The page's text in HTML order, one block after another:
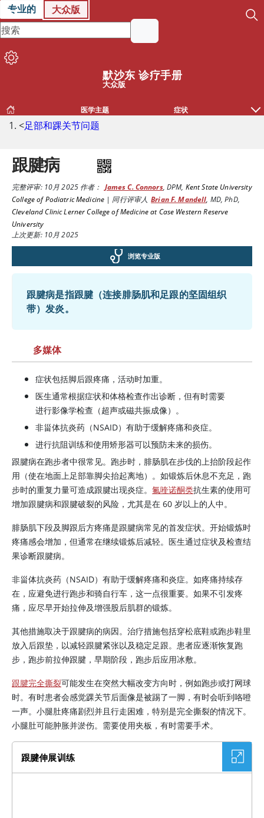
专业的 大众版
默沙东 诊疗手册
大众版
医学主题 症状
<足部和踝关节问题
跟腱病
完整评审:10月 2025作者： James C. Connors,DPM, Kent State University
College of Podiatric Medicine | 同行评审人 Brian F. Mandell, MD, PhD,
Cleveland Clinic Lerner College of Medicine at Case Western Reserve
University
上次更新: 10月 2025
浏览专业版
跟腱病是指跟腱（连接腓肠肌和足跟的坚固组织
带）发炎。
多媒体
症状包括脚后跟疼痛，活动时加重。
医生通常根据症状和体格检查作出诊断，但有时需要
进行影像学检查（超声或磁共振成像）。
非甾体抗炎药（NSAID）有助于缓解疼痛和炎症。
进行抗阻训练和使用矫形器可以预防未来的损伤。
跟腱病在跑步者中很常见。跑步时，腓肠肌在步伐的上抬阶段起作
用（使在地面上足部靠脚尖抬起离地）。如锻炼后休息不充足，跑
步时的重复力量可造成跟腱出现炎症。 氟喹诺酮类抗生素的使用可
增加跟腱病和跟腱破裂的风险，尤其是在 60 岁以上的人中。
腓肠肌下段及脚跟后方疼痛是跟腱病常见的首发症状。开始锻炼时
疼痛感会增加，但通常在继续锻炼后减轻。医生通过症状及检查结
果诊断跟腱病。
非甾体抗炎药（NSAID）有助于缓解疼痛和炎症。如疼痛持续存
在，应避免进行跑步和骑自行车，这一点很重要。如果不引发疼
痛，应尽早开始拉伸及增强股后肌群的锻炼。
其他措施取决于跟腱病的病因。治疗措施包括穿松底鞋或跑步鞋里
放入后跟垫，以减轻跟腱紧张以及稳定足跟。患者应逐渐恢复跑
步，跑步前拉伸跟腱，早期阶段，跑步后应用冰敷。
跟腱完全撕裂可能发生在突然大幅改变方向时，例如跑步或打网球
时。有时患者会感觉踝关节后面像是被踢了一脚，有时会听到咯噔
一声。小腿肚疼痛剧烈并且行走困难，特别是完全撕裂的情况下。
小腿肚可能肿胀并淤伤。需要使用夹板，有时需要手术。
跟腱伸展训练